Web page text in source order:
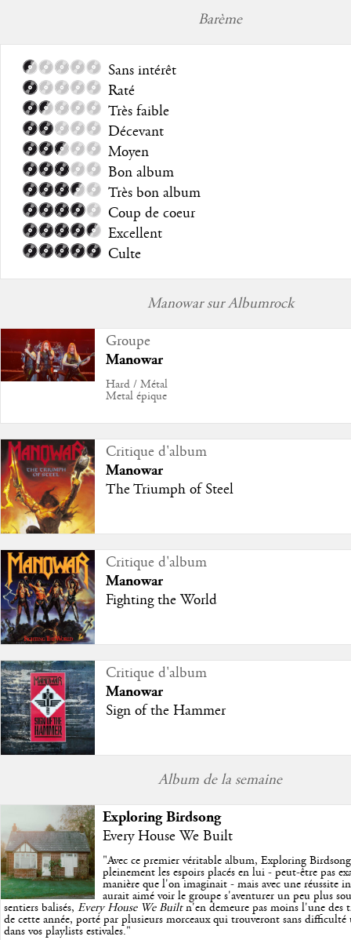
Barème
Sans intérêt
Raté
Très faible
Décevant
Moyen
Bon album
Très bon album
Coup de coeur
Excellent
Culte
Manowar sur Albumrock
Groupe
Manowar
Hard / Métal
Metal épique
Critique d'album
Manowar
The Triumph of Steel
Critique d'album
Manowar
Fighting the World
Critique d'album
Manowar
Sign of the Hammer
Album de la semaine
Exploring Birdsong
Every House We Built
"Avec ce premier véritable album, Exploring
pleinement les espoirs placés en lui - peut-être pas
manière que l'on imaginait - mais avec une réussite
aurait aimé voir le groupe s'aventurer un peu plus
sentiers balisés, Every House We Builtn'en demeure pas moins l'une des
de cette année, porté par plusieurs morceaux qui trouveront sans difficulté
dans vos playlists estivales."